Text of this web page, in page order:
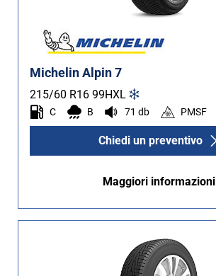
Michelin Alpin 7
215/60 R16 99HXL
C B 71 db PMSF
Chiedi un preventivo
Maggiori informazioni